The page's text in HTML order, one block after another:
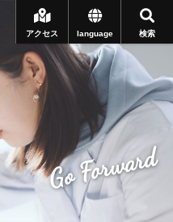
検索
language
アクセス
Go Forward